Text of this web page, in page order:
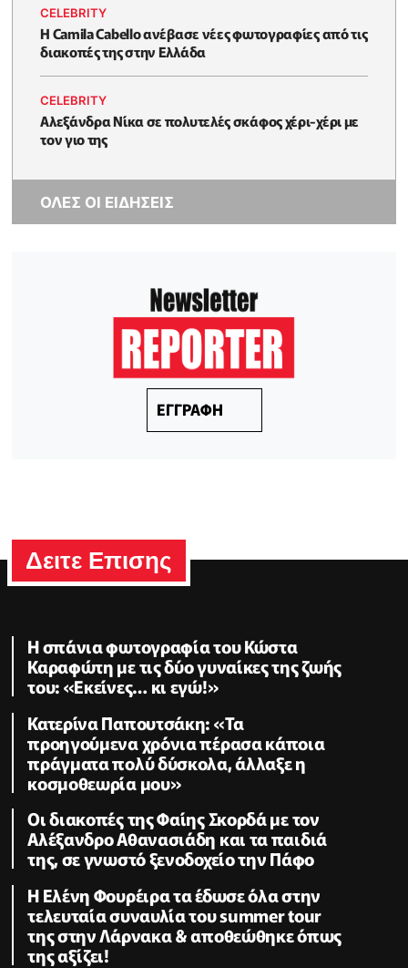
CELEBRITY
Η Camila Cabello ανέβασε νέες φωτογραφίες από τις
διακοπές της στην Ελλάδα
CELEBRITY
Αλεξάνδρα Νίκα σε πολυτελές σκάφος χέρι-χέρι με
τον γιο της
ΟΛΕΣ ΟΙ ΕΙΔΗΣΕΙΣ
ΕΓΓΡΑΦΗ
Δειτε Επισης
Η σπάνια φωτογραφία του Κώστα
Καραφώτη με τις δύο γυναίκες της ζωής
του: «Εκείνες… κι εγώ!»
Κατερίνα Παπουτσάκη: «Τα
προηγούμενα χρόνια πέρασα κάποια
πράγματα πολύ δύσκολα, άλλαξε η
κοσμοθεωρία μου»
Οι διακοπές της Φαίης Σκορδά με τον
Αλέξανδρο Αθανασιάδη και τα παιδιά
της, σε γνωστό ξενοδοχείο την Πάφο
Η Ελένη Φουρέιρα τα έδωσε όλα στην
τελευταία συναυλία του summer tour
της στην Λάρνακα & αποθεώθηκε όπως
της αξίζει!